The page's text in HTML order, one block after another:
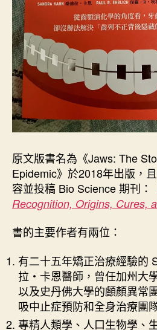
原文版書名為《Jaws: The
Epidemic》於2018年出版，
容並投稿 Bio Science 期刊：
Recognition, Origins, Cures,
書的主要作者有兩位：
有二十五年矯正治療經驗的
拉・卡恩醫師，曾任加州大
以及史丹佛大學的顱顏異常
吸中止症預防和全身治療團
專精人類學、人口生物學、